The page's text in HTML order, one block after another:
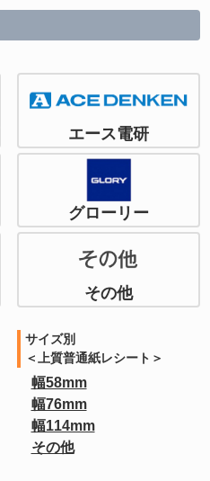
エース電研
グローリー
その他
サイズ別
＜上質普通紙レシート＞
幅58mm
幅76mm
幅114mm
その他